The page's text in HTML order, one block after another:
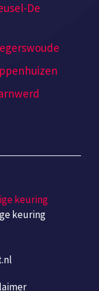
De
keuring
keuring